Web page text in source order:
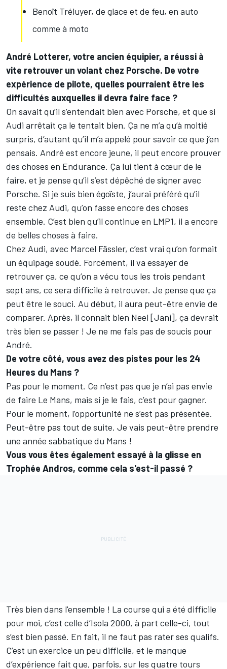
Benoît Tréluyer, de glace et de feu, en auto
comme à moto
André Lotterer, votre ancien équipier, a réussi à
vite retrouver un volant chez Porsche. De votre
expérience de pilote, quelles pourraient être les
difficultés auxquelles il devra faire face ?
On savait qu’il s’entendait bien avec Porsche, et que si
Audi arrêtait ça le tentait bien. Ça ne m’a qu’à moitié
surpris, d’autant qu’il m’a appelé pour savoir ce que j’en
pensais. André est encore jeune, il peut encore prouver
des choses en Endurance. Ça lui tient à cœur de le
faire, et je pense qu’il s’est dépêché de signer avec
Porsche. Si je suis bien égoïste, j’aurai préféré qu’il
reste chez Audi, qu’on fasse encore des choses
ensemble. C’est bien qu’il continue en LMP1, il a encore
de belles choses à faire.
Chez Audi, avec Marcel Fässler, c’est vrai qu’on formait
un équipage soudé. Forcément, il va essayer de
retrouver ça, ce qu’on a vécu tous les trois pendant
sept ans, ce sera difficile à retrouver. Je pense que ça
peut être le souci. Au début, il aura peut-être envie de
comparer. Après, il connait bien Neel [Jani], ça devrait
très bien se passer ! Je ne me fais pas de soucis pour
André.
De votre côté, vous avez des pistes pour les 24
Heures du Mans ?
Pas pour le moment. Ce n’est pas que je n’ai pas envie
de faire Le Mans, mais si je le fais, c’est pour gagner.
Pour le moment, l’opportunité ne s’est pas présentée.
Peut-être pas tout de suite. Je vais peut-être prendre
une année sabbatique du Mans !
Vous vous êtes également essayé à la glisse en
Trophée Andros, comme cela s'est-il passé ?
Très bien dans l'ensemble ! La course qui a été difficile
pour moi, c’est celle d’Isola 2000, à part celle-ci, tout
s’est bien passé. En fait, il ne faut pas rater ses qualifs.
C’est un exercice un peu difficile, et le manque
d’expérience fait que, parfois, sur les quatre tours